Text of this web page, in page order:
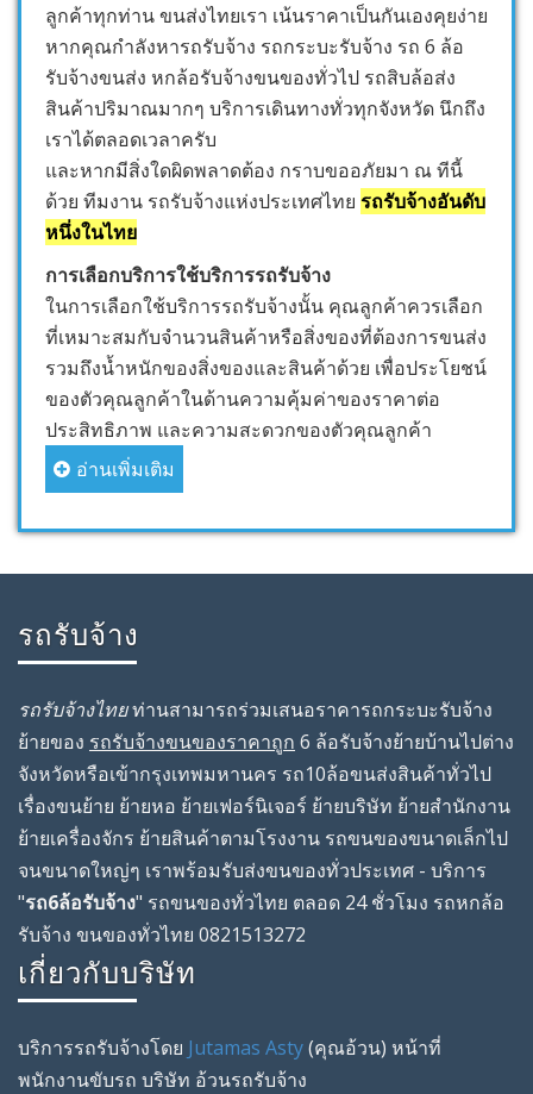
ลูกค้าทุกท่าน ขนส่งไทยเรา เน้นราคาเป็นกันเองคุยง่าย
หากคุณกำลังหารถรับจ้าง รถกระบะรับจ้าง รถ 6 ล้อ
รับจ้างขนส่ง หกล้อรับจ้างขนของทั่วไป รถสิบล้อส่ง
สินค้าปริมาณมากๆ บริการเดินทางทั่วทุกจังหวัด นึกถึง
เราได้ตลอดเวลาครับ
และหากมีสิ่งใดผิดพลาดต้อง กราบขออภัยมา ณ ทีนี้
ด้วย ทีมงาน รถรับจ้างแห่งประเทศไทย รถรับจ้างอันดับ
หนึ่งในไทย
การเลือกบริการใช้บริการรถรับจ้าง
ในการเลือกใช้บริการรถรับจ้างนั้น คุณลูกค้าควรเลือก
ที่เหมาะสมกับจำนวนสินค้าหรือสิ่งของที่ต้องการขนส่ง
รวมถึงน้ำหนักของสิ่งของและสินค้าด้วย เพื่อประโยชน์
ของตัวคุณลูกค้าในด้านความคุ้มค่าของราคาต่อ
ประสิทธิภาพ และความสะดวกของตัวคุณลูกค้า
อ่านเพิ่มเติม
รถรับจ้าง
รถรับจ้างไทยท่านสามารถร่วมเสนอราคารถกระบะรับจ้าง
ย้ายของ รถรับจ้างขนของราคาถูก 6 ล้อรับจ้างย้ายบ้านไปต่าง
จังหวัดหรือเข้ากรุงเทพมหานคร รถ10ล้อขนส่งสินค้าทั่วไป
เรื่องขนย้าย ย้ายหอ ย้ายเฟอร์นิเจอร์ ย้ายบริษัท ย้ายสํานักงาน
ย้ายเครื่องจักร ย้ายสินค้าตามโรงงาน รถขนของขนาดเล็กไป
จนขนาดใหญ่ๆ เราพร้อมรับส่งขนของทั่วประเทศ - บริการ
"รถ6ล้อรับจ้าง" รถขนของทั่วไทย ตลอด 24 ชั่วโมง รถหกล้อ
รับจ้าง ขนของทั่วไทย 0821513272
เกี่ยวกับบริษัท
บริการรถรับจ้างโดย Jutamas Asty(คุณอ้วน) หน้าที่
พนักงานขับรถ บริษัท อ้วนรถรับจ้าง